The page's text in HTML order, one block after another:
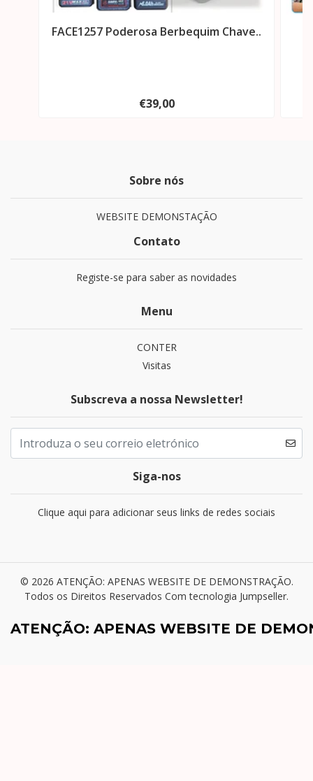
FACE1257 Poderosa Berbequim Chave..
€39,00
Sobre nós
WEBSITE DEMONSTAÇÃO
Contato
Registe-se para saber as novidades
Menu
CONTER
Visitas
Subscreva a nossa Newsletter!
Siga-nos
Clique aqui para adicionar seus links de redes sociais
© 2026 ATENÇÃO: APENAS WEBSITE DE DEMONSTRAÇÃO.
Todos os Direitos Reservados Com tecnologia Jumpseller.
ATENÇÃO: APENAS WEBSITE DE